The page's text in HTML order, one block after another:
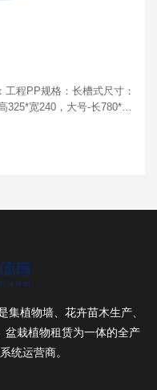
程PP规格：长槽式尺寸：
325*宽240，大号-长780*高
集植物墙、花卉苗木生产、
盆栽植物租赁为一体的全产
统运营商。